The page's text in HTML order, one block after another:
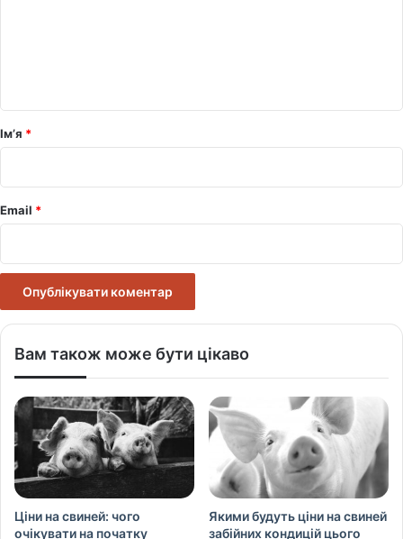
р
Ім’я *
Email *
Вам також може бути цікаво
Ціни на свиней: чого
очікувати на початку
Якими будуть ціни на свиней
забійних кондицій цього